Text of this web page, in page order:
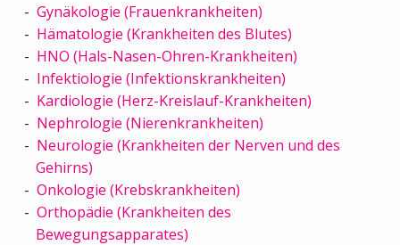
Gynäkologie (Frauenkrankheiten)
Hämatologie (Krankheiten des Blutes)
HNO (Hals-Nasen-Ohren-Krankheiten)
Infektiologie (Infektionskrankheiten)
Kardiologie (Herz-Kreislauf-Krankheiten)
Nephrologie (Nierenkrankheiten)
Neurologie (Krankheiten der Nerven und des
Gehirns)
Onkologie (Krebskrankheiten)
Orthopädie (Krankheiten des
Bewegungsapparates)